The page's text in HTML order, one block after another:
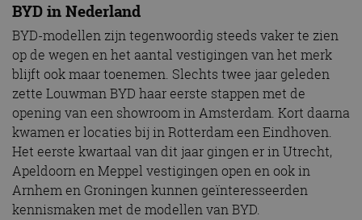
BYD in Nederland
BYD-modellen zijn tegenwoordig steeds vaker te zien
op de wegen en het aantal vestigingen van het merk
blijft ook maar toenemen. Slechts twee jaar geleden
zette Louwman BYD haar eerste stappen met de
opening van een showroom in Amsterdam. Kort daarna
kwamen er locaties bij in Rotterdam een Eindhoven.
Het eerste kwartaal van dit jaar gingen er in Utrecht,
Apeldoorn en Meppel vestigingen open en ook in
Arnhem en Groningen kunnen geïnteresseerden
kennismaken met de modellen van BYD.